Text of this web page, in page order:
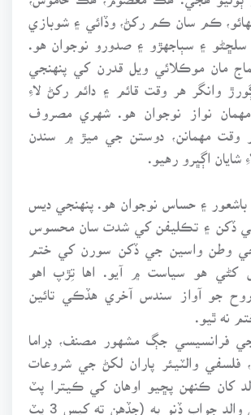
ڪم سان ڪم رکڻ، وڏائي ۽ شوبازي
سلڇڻو ۽ سٻاجهڙو ۽ صدورو نوجوان هو.
مان موڪلائي ويل قدرن کي پنهنجي
وانگر هر وقت قائم ۽ دائم رکڻ لاءِ
نواز نوجوان هو. شهري مصروف
وقت مهمانن، دوستن جي ميڙ ۾ سندن
شايان اڳڀرو رهيو.
باشعور ۽ حساس نوجوان هو. پنهنجي ديس
ڏکن ۽ تڪليفن کي شدت سان محسوس
وطن واسين جي ڏکن سورن کي ختم
کڻي هو سياست ۾ آيو. اها تِڙپ اهو
جو آواز سندس آخري هڏڪي تائين
نه ٿيو.
جي فرانسيسي جڳ مشهور مصنف، ڊراما
فلسفي والٽيئر پاران لکڻ جي شروعات
کان ڪنهن پڇيو اوهان کي ڪيترا پٽ